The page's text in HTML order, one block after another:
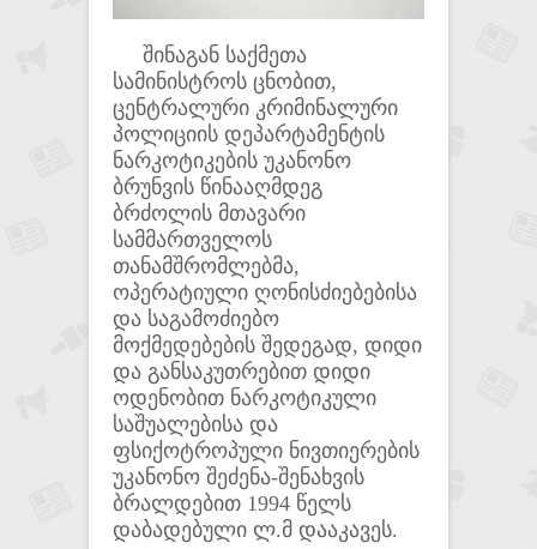
შინაგან საქმეთა
სამინისტროს ცნობით,
ცენტრალური კრიმინალური
პოლიციის დეპარტამენტის
ნარკოტიკების უკანონო
ბრუნვის წინააღმდეგ
ბრძოლის მთავარი
სამმართველოს
თანამშრომლებმა,
ოპერატიული ღონისძიებებისა
და საგამოძიებო
მოქმედებების შედეგად, დიდი
და განსაკუთრებით დიდი
ოდენობით ნარკოტიკული
საშუალებისა და
ფსიქოტროპული ნივთიერების
უკანონო შეძენა-შენახვის
ბრალდებით 1994 წელს
დაბადებული ლ.მ დააკავეს.